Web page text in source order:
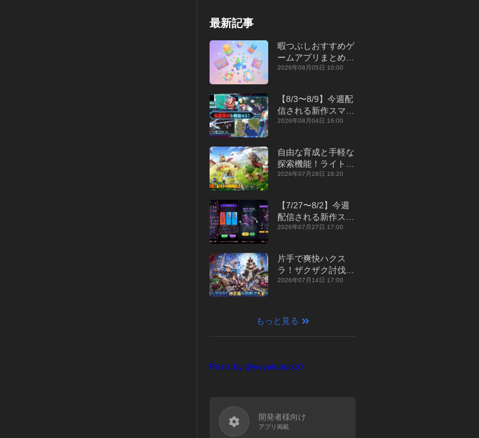
最新記事
暇つぶしおすすめゲ
ームアプリまとめ｜
オフライン対応あり
2026年08月05日 10:00
【8/3〜8/9】今週配
信される新作スマホ
ゲームをまとめてお
2026年08月04日 16:00
自由な育成と手軽な
探索機能！ライトカ
ジュアルMMORPG
征』【最新作PICKU
P】
2026年07月28日 18:20
【7/27〜8/2】今週
配信される新作スマ
ホゲームをまとめて
年】
2026年07月27日 17:00
片手で爽快ハクス
ラ！ザクザク討伐し
て神装備を集める放
【最新作PICKUP】
2026年07月14日 17:00
もっと見る
Posts by @yoyakutop10
開発者様向け
アプリ掲載